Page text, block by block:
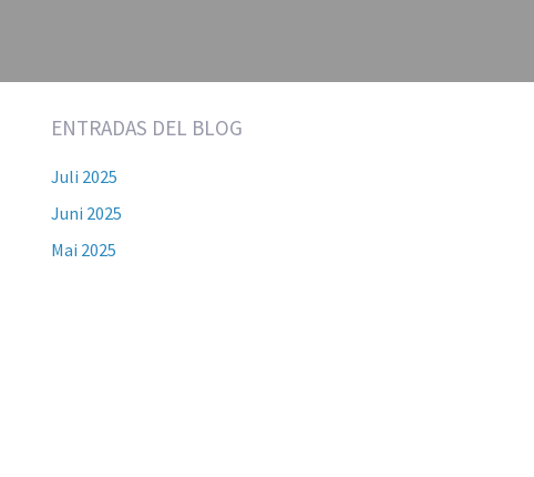
ENTRADAS DEL BLOG
Juli 2025
Juni 2025
Mai 2025